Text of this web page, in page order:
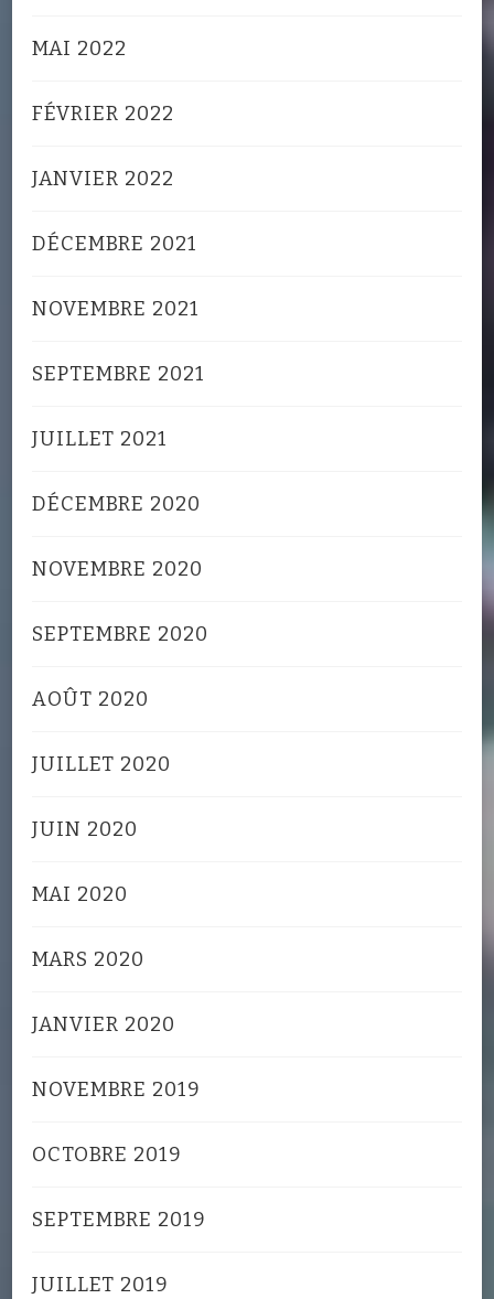
MAI 2022
FÉVRIER 2022
JANVIER 2022
DÉCEMBRE 2021
NOVEMBRE 2021
SEPTEMBRE 2021
JUILLET 2021
DÉCEMBRE 2020
NOVEMBRE 2020
SEPTEMBRE 2020
AOÛT 2020
JUILLET 2020
JUIN 2020
MAI 2020
MARS 2020
JANVIER 2020
NOVEMBRE 2019
OCTOBRE 2019
SEPTEMBRE 2019
JUILLET 2019